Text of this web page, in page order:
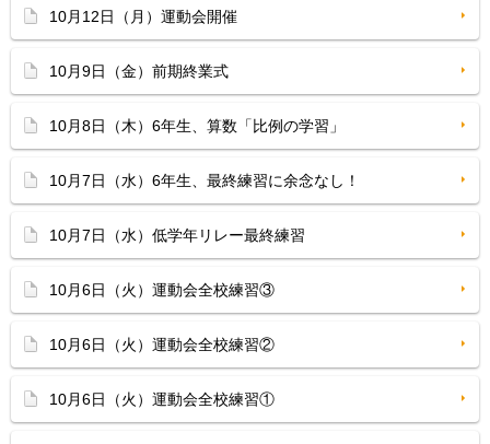
10月12日（月）運動会開催
10月9日（金）前期終業式
10月8日（木）6年生、算数「比例の学習」
10月7日（水）6年生、最終練習に余念なし！
10月7日（水）低学年リレー最終練習
10月6日（火）運動会全校練習③
10月6日（火）運動会全校練習②
10月6日（火）運動会全校練習①